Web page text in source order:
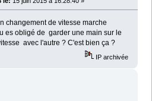
changement de vitesse marche
es obligé de garder une main sur le
avec l'autre ? C'est bien ça ?
IP archivée